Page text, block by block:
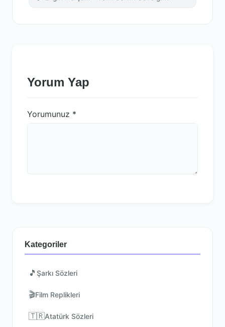
Yorum Yap
Yorumunuz *
Kategoriler
🎵 Şarkı Sözleri
🎬Film Replikleri
🇹🇷Atatürk Sözleri